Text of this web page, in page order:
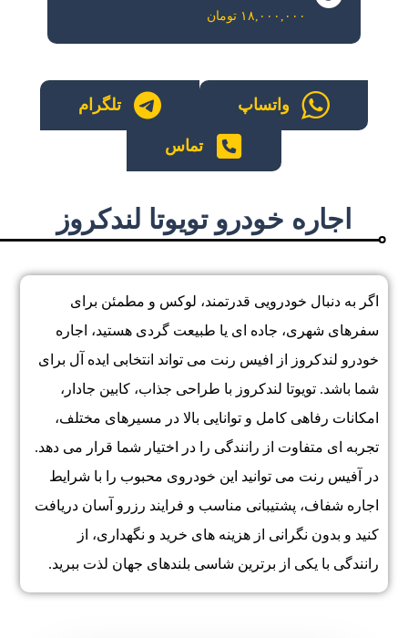
۱۸,۰۰۰,۰۰۰ تومان
واتساپ تلگرام
تماس
اجاره خودرو تویوتا لندکروز
اگر به دنبال خودرویی قدرتمند، لوکس و مطمئن برای
سفرهای شهری، جاده ای یا طبیعت گردی هستید، اجاره
خودرو لندکروز از افیس رنت می تواند انتخابی ایده آل برای
شما باشد. تویوتا لندکروز با طراحی جذاب، کابین جادار،
امکانات رفاهی کامل و توانایی بالا در مسیرهای مختلف،
تجربه ای متفاوت از رانندگی را در اختیار شما قرار می دهد.
در آفیس رنت می توانید این خودروی محبوب را با شرایط
اجاره شفاف، پشتیبانی مناسب و فرایند رزرو آسان دریافت
کنید و بدون نگرانی از هزینه های خرید و نگهداری، از
رانندگی با یکی از برترین شاسی بلندهای جهان لذت ببرید.